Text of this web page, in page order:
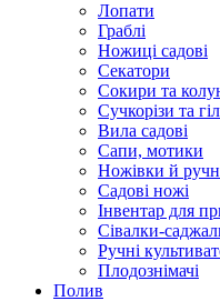
Лопати
Граблі
Ножиці садові
Секатори
Сокири та
Сучкорізи та
Вила садові
Сапи, мотики
Ножівки й
Садові ножі
Інвентар для
Сівалки-
Ручні
Плодознімачі
Полив